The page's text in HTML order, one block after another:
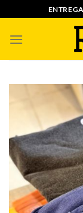
to
content